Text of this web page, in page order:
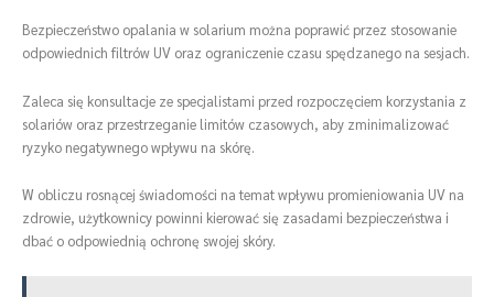
Bezpieczeństwo opalania w solarium można poprawić przez stosowanie
odpowiednich filtrów UV oraz ograniczenie czasu spędzanego na sesjach.
Zaleca się konsultacje ze specjalistami przed rozpoczęciem korzystania z
solariów oraz przestrzeganie limitów czasowych, aby zminimalizować
ryzyko negatywnego wpływu na skórę.
W obliczu rosnącej świadomości na temat wpływu promieniowania UV na
zdrowie, użytkownicy powinni kierować się zasadami bezpieczeństwa i
dbać o odpowiednią ochronę swojej skóry.